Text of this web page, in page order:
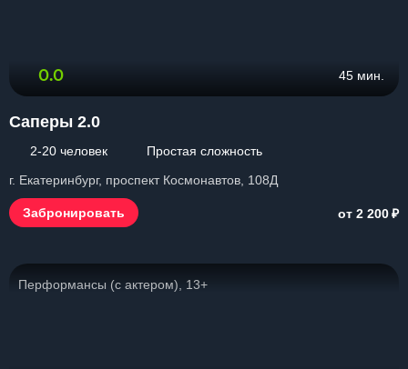
0.0 45 мин.
Саперы 2.0
2-20 человек
Простая сложность
г. Екатеринбург, проспект Космонавтов, 108Д
Забронировать от 2 200₽
Перформансы (с актером), 13+